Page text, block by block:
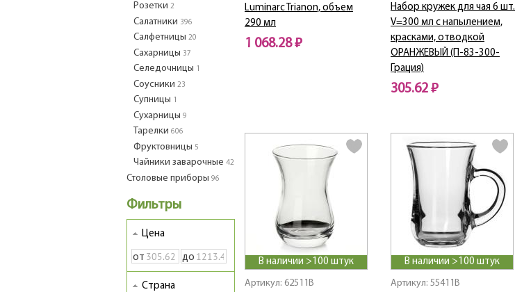
Розетки 2
Салатники 396
Салфетницы 20
Сахарницы 37
Селедочницы 1
Соусники 23
Супницы 1
Сухарницы 9
Тарелки 606
Фруктовницы 5
Чайники заварочные 42
Столовые приборы 96
Фильтры
Цена
от до
Страна
Luminarc Trianon, объем
290 мл
1 068.28 ₽
Набор кружек для чая 6 шт.
V=300 мл с напылением,
красками, отводкой
ОРАНЖЕВЫЙ (П-83-300-
Грация)
305.62 ₽
В наличии >100 штук
Артикул: 62511B
В наличии >100 штук
Артикул: 55411B